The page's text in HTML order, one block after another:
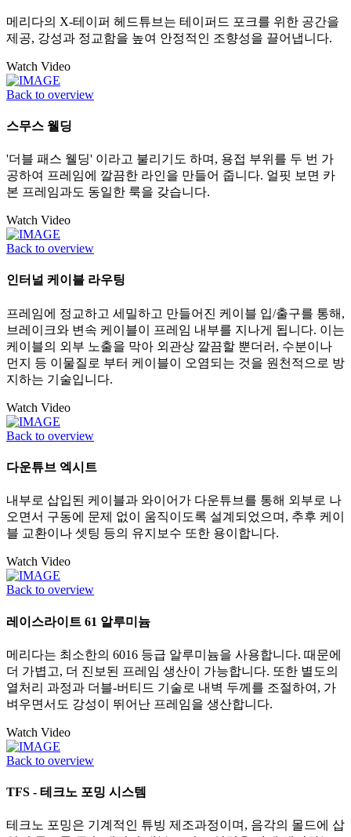
메리다의 X-테이퍼 헤드튜브는 테이퍼드 포크를 위한 공간을
제공, 강성과 정교함을 높여 안정적인 조향성을 끌어냅니다.
Watch Video
Back to overview
스무스 웰딩
'더블 패스 웰딩' 이라고 불리기도 하며, 용접 부위를 두 번 가
공하여 프레임에 깔끔한 라인을 만들어 줍니다. 얼핏 보면 카
본 프레임과도 동일한 룩을 갖습니다.
Watch Video
Back to overview
인터널 케이블 라우팅
프레임에 정교하고 세밀하고 만들어진 케이블 입/출구를 통해,
브레이크와 변속 케이블이 프레임 내부를 지나게 됩니다. 이는
케이블의 외부 노출을 막아 외관상 깔끔할 뿐더러, 수분이나
먼지 등 이물질로 부터 케이블이 오염되는 것을 원천적으로 방
지하는 기술입니다.
Watch Video
Back to overview
다운튜브 엑시트
내부로 삽입된 케이블과 와이어가 다운튜브를 통해 외부로 나
오면서 구동에 문제 없이 움직이도록 설계되었으며, 추후 케이
블 교환이나 셋팅 등의 유지보수 또한 용이합니다.
Watch Video
Back to overview
레이스라이트 61 알루미늄
메리다는 최소한의 6016 등급 알루미늄을 사용합니다. 때문에
더 가볍고, 더 진보된 프레임 생산이 가능합니다. 또한 별도의
열처리 과정과 더블-버티드 기술로 내벽 두께를 조절하여, 가
벼우면서도 강성이 뛰어난 프레임을 생산합니다.
Watch Video
Back to overview
TFS - 테크노 포밍 시스템
테크노 포밍은 기계적인 튜빙 제조과정이며, 음각의 몰드에 삽